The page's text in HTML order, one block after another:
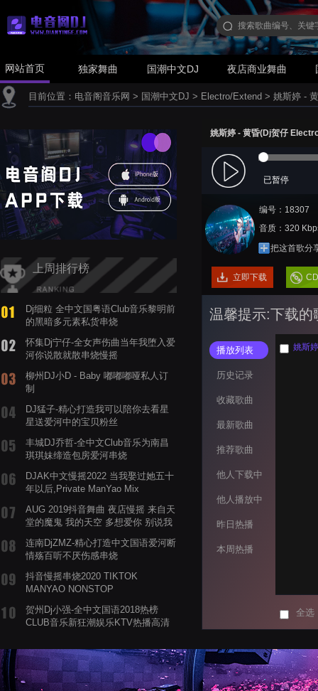
网站首页 独家舞曲 国潮中文DJ 夜店商业舞曲
目前位置： 电音阁音乐网 > 国潮中文DJ > Electro/Extend > 姚斯婷 -
上周排行榜
Dj细粒 全中文国粤语Club音乐黎明前
的黑暗多元素私货串烧
怀集Dj宁仔-全女声伤曲当年我堕入爱
河你说散就散串烧慢摇
柳州DJ小D - Baby 嘟嘟嘟哑私人订
制
DJ猛子-精心打造我可以陪你去看星
星送爱河中的宝贝粉丝
丰城DJ乔哲-全中文Club音乐为南昌
琪琪妹缔造包房爱河串烧
DJAK中文慢摇2022 当我娶过她五十
年以后,Private ManYao Mix
AUG 2019抖音舞曲 夜店慢摇 来自天
堂的魔鬼 我的天空 多想爱你 别说我
连南DjZMZ-精心打造中文国语爱河断
情殇百听不厌伤感串烧
抖音慢摇串烧2020 TIKTOK
MANYAO NONSTOP
蝉爸爸妈妈爱存在夏天的风是想你的
声音啊
贺州Dj小强-全中文国语2018热榜
CLUB音乐新狂潮娱乐KTV热播高清
姚斯婷 - 黄昏(Dj贺仔
已暂停
编号：18307
音质：320
把这首歌分
立即下载
温馨提示:下载的
播放列表
历史记录
收藏歌曲
最新歌曲
推荐歌曲
他人下载中
他人播放中
昨日热播
本周热播
姚斯
全选